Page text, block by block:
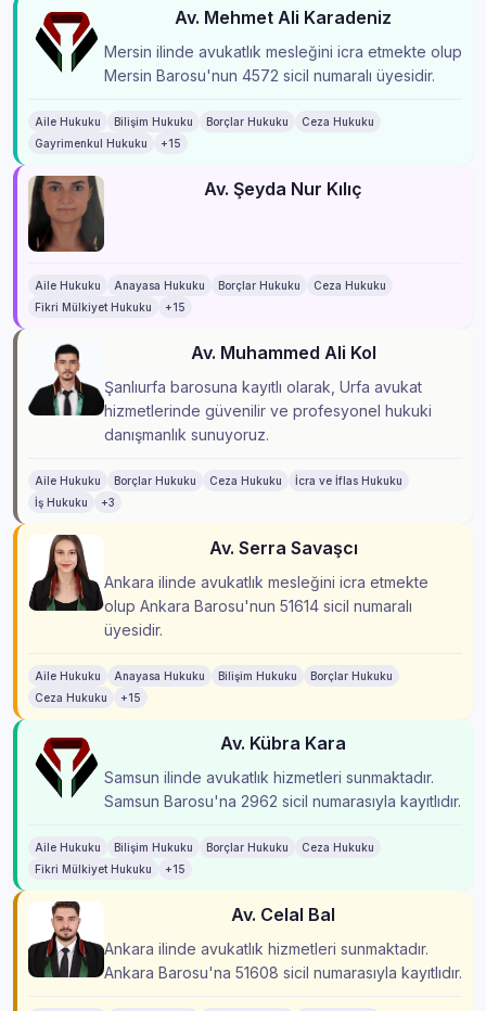
Av. Mehmet Ali Karadeniz
Mersin ilinde avukatlık mesleğini icra etmekte olup
Mersin Barosu'nun 4572 sicil numaralı üyesidir.
Aile Hukuku Bilişim Hukuku Borçlar Hukuku
Ceza Hukuku
Gayrimenkul Hukuku
+15
Av. Şeyda Nur Kılıç
Aile Hukuku Anayasa Hukuku Borçlar Hukuku
Ceza Hukuku
Fikri Mülkiyet Hukuku
+15
Av. Muhammed Ali Kol
Şanlıurfa barosuna kayıtlı olarak, Urfa avukat
hizmetlerinde güvenilir ve profesyonel hukuki
danışmanlık sunuyoruz.
Aile Hukuku Borçlar Hukuku Ceza Hukuku
İcra ve İflas Hukuku
İş Hukuku
+3
Av. Serra Savaşcı
Ankara ilinde avukatlık mesleğini icra etmekte
olup Ankara Barosu'nun 51614 sicil numaralı
üyesidir.
Aile Hukuku Anayasa Hukuku Bilişim Hukuku
Borçlar Hukuku
Ceza Hukuku
+15
Av. Kübra Kara
Samsun ilinde avukatlık hizmetleri sunmaktadır.
Samsun Barosu'na 2962 sicil numarasıyla kayıtlıdır.
Aile Hukuku Bilişim Hukuku Borçlar Hukuku
Ceza Hukuku
Fikri Mülkiyet Hukuku
+15
Av. Celal Bal
Ankara ilinde avukatlık hizmetleri sunmaktadır.
Ankara Barosu'na 51608 sicil numarasıyla kayıtlıdır.